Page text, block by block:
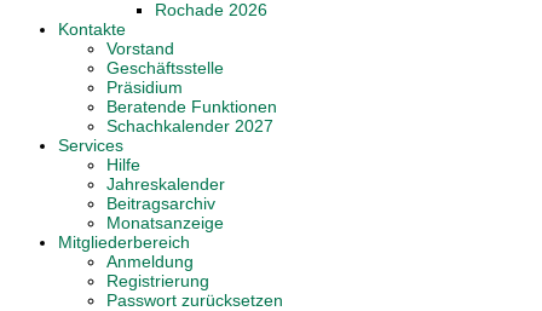
Rochade 2026
Kontakte
Vorstand
Geschäftsstelle
Präsidium
Beratende Funktionen
Schachkalender 2027
Services
Hilfe
Jahreskalender
Beitragsarchiv
Monatsanzeige
Mitgliederbereich
Anmeldung
Registrierung
Passwort zurücksetzen